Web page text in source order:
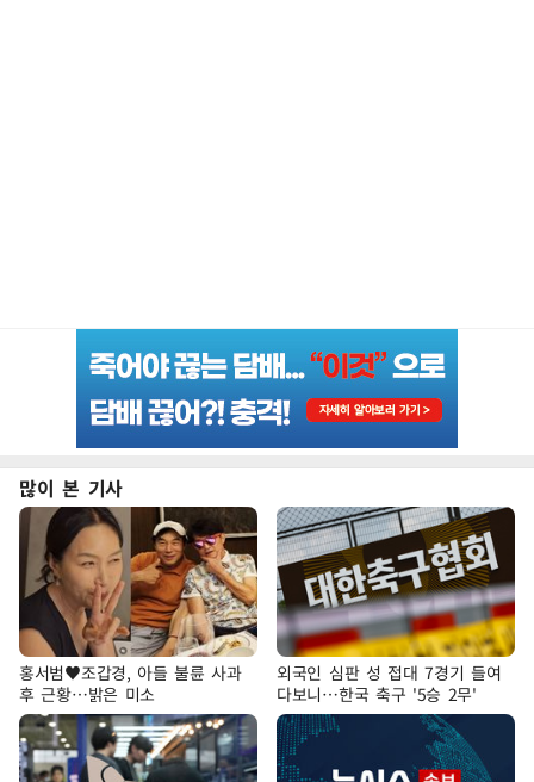
많이 본 기사
홍서범♥조갑경, 아들 불륜 사과
후 근황…밝은 미소
외국인 심판 성 접대 7경기 들여
다보니…한국 축구 '5승 2무'